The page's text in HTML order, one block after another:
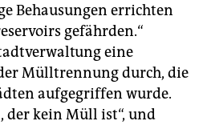
Behausungen errichten
gefährden.“
eine
Mülltrennung durch, die
aufgegriffen wurde.
kein Müll ist“, und